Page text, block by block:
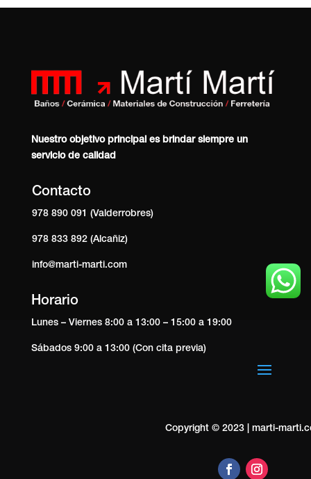
Nuestro objetivo principal es brindar siempre un
servicio de calidad
Contacto
978 890 091 (Valderrobres)
978 833 892 (Alcañiz)
info@marti-marti.com
Horario
Lunes – Viernes 8:00 a 13:00 – 15:00 a 19:00
Sábados 9:00 a 13:00 (Con cita previa)
Copyright © 2023 | marti-